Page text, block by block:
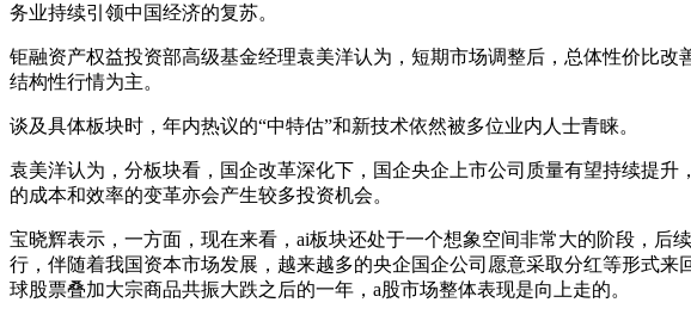
务业持续引领中国经济的复苏。
钜融资产权益投资部高级基金经理袁美洋认为，短期市场调整后，总体性价比
结构性行情为主。
谈及具体板块时，年内热议的“中特估”和新技术依然被多位业内人士青睐。
袁美洋认为，分板块看，国企改革深化下，国企央企上市公司质量有望持续提
的成本和效率的变革亦会产生较多投资机会。
宝晓辉表示，一方面，现在来看，ai板块还处于一个想象空间非常大的阶段，
行，伴随着我国资本市场发展，越来越多的央企国企公司愿意采取分红等形式
球股票叠加大宗商品共振大跌之后的一年，a股市场整体表现是向上走的。